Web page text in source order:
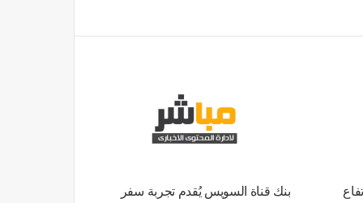
بنك قناة السويس يُقدم تجربة سفر